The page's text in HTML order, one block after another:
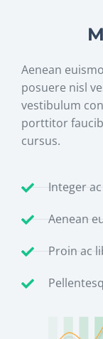
Aenean
posuere nisl
vestibulum
porttitor
cursus.
Integer
Aenean
Proin ac